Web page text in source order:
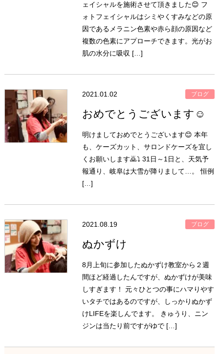
ェイシャルを施術させて頂きました😊 フ
ォトフェイシャルはシミやくすみなどの原
因であるメラニン色素や赤ら顔の原因など
複数の色素にアプローチできます。光がお
肌の水分に吸収 […]
2021.01.02 ブログ
おめでとうございます☺️
明けましておめでとうございます😊 本年
も、ケーズカット、サロンドケーズを宜し
くお願いします🙇⤵️ 31日～1日と、天気予
報通り、岐阜は大雪が降りまして…。 恒例
[…]
2021.08.19 ブログ
ぬかずけ
8月上旬に参加したぬかずけ教室から２週
間ほど経過したんですが、ぬかずけが美味
しすぎます！ 元々ひとつの事にハマりやす
いタチではあるのですが、しっかりぬかず
けLIFEを楽しんでます。 きゅうり、ニン
ジンは当たり前ですがゆで […]